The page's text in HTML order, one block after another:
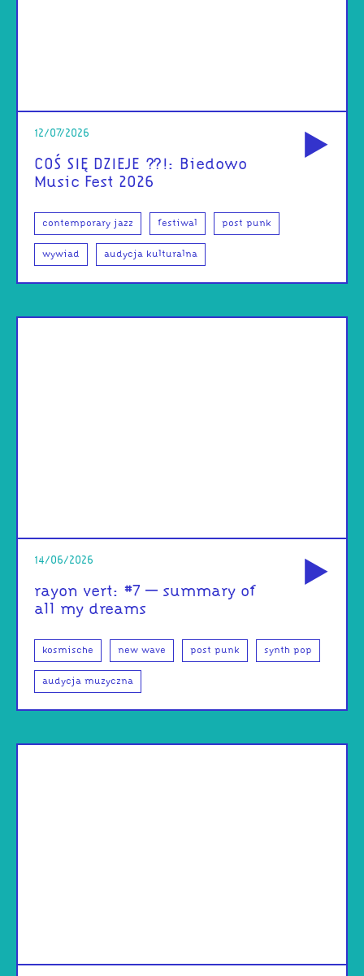
12/07/2026
COŚ SIĘ DZIEJE ??!: Biedowo
Music Fest 2026
contemporary jazz festiwal post punk
wywiad audycja kulturalna
14/06/2026
rayon vert: #7 – summary of
all my dreams
kosmische new wave post punk synth pop
audycja muzyczna